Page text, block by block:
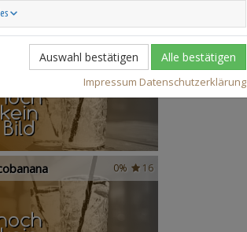
37
Sunshine
16
0%
Auswahl bestätigen Alle bestätigen
Impressum Datenschutzerklärung